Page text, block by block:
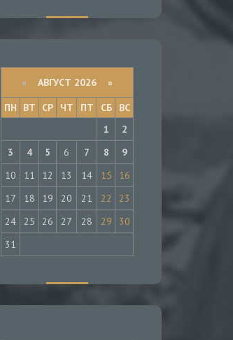
« АВГУСТ 2026 »
ПН
ВТ СР ЧТ ПТ СБ
ВС
1
2
3
4 5 6 7 8
9
10
11 12 13 14 15
16
17
18 19 20 21 22
23
24
25 26 27 28 29
30
31